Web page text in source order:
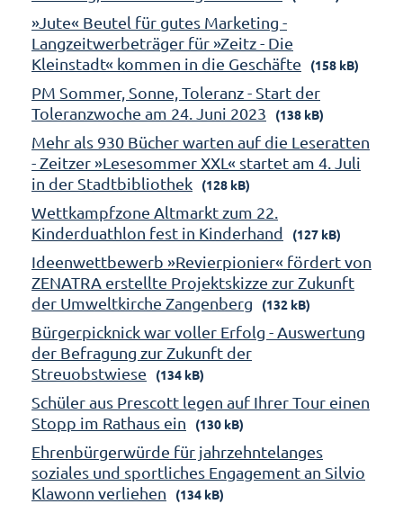
»Jute« Beutel für gutes Marketing -
Langzeitwerbeträger für »Zeitz - Die
Kleinstadt« kommen in die Geschäfte
(158 kB)
PM Sommer, Sonne, Toleranz - Start der
Toleranzwoche am 24. Juni 2023
(138 kB)
Mehr als 930 Bücher warten auf die Leseratten
- Zeitzer »Lesesommer XXL« startet am 4. Juli
in der Stadtbibliothek
(128 kB)
Wettkampfzone Altmarkt zum 22.
Kinderduathlon fest in Kinderhand
(127 kB)
Ideenwettbewerb »Revierpionier« fördert von
ZENATRA erstellte Projektskizze zur Zukunft
der Umweltkirche Zangenberg
(132 kB)
Bürgerpicknick war voller Erfolg - Auswertung
der Befragung zur Zukunft der
Streuobstwiese
(134 kB)
Schüler aus Prescott legen auf Ihrer Tour einen
Stopp im Rathaus ein
(130 kB)
Ehrenbürgerwürde für jahrzehntelanges
soziales und sportliches Engagement an Silvio
Klawonn verliehen
(134 kB)